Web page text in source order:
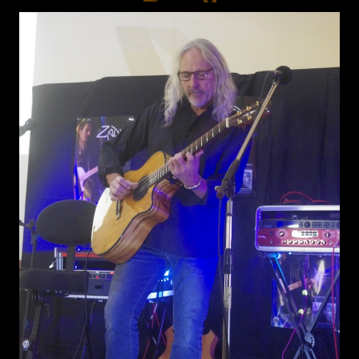
Biographie
Liens